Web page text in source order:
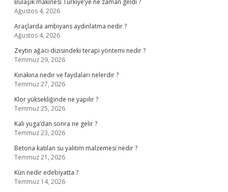
Bulaşık makinesi Türkiye’ye ne zaman geldi ?
Ağustos 4, 2026
Araçlarda ambiyans aydınlatma nedir ?
Ağustos 4, 2026
Zeytin ağacı dizisindeki terapi yöntemi nedir ?
Temmuz 29, 2026
Kınakına nedir ve faydaları nelerdir ?
Temmuz 27, 2026
Klor yüksekliğinde ne yapılır ?
Temmuz 25, 2026
Kali yuga’dan sonra ne gelir ?
Temmuz 23, 2026
Betona katılan su yalıtım malzemesi nedir ?
Temmuz 21, 2026
Kün nedir edebiyatta ?
Temmuz 14, 2026